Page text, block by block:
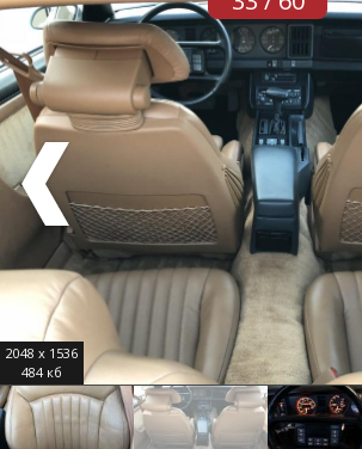
2048 x 1536
484 кб